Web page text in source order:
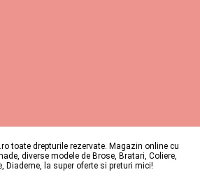
toate drepturile rezervate. Magazin online cu
diverse modele de Brose, Bratari, Coliere,
Diademe, la super oferte si preturi mici!